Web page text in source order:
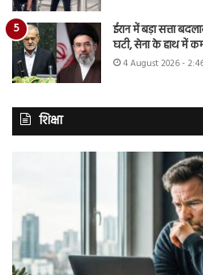
ईरान में बड़ा सत्ता
घटी, सेना के हाथ में
4 August 2026 -
शिक्षा